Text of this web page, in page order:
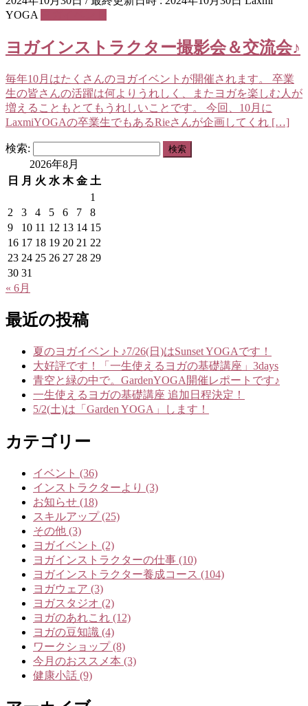
YOGA
ヨガインストラクター撮影会＆交流会♪
毎年10月はたくさんのヨガイベントが開催されます。 卒業
生の皆さんの活躍は何よりうれしく、またヨガを楽しむ人が
増えることもとてもうれしいことです。 今回、10月に
LaxmiYOGAの卒業生でもあるRieさんが企画してくれ […]
検索:
2026年8月
日
月 火 水 木 金 土
1
2
3 4 5 6 7
8
9
10 11 12 13 14 15
16 17 18 19 20 21 22
23 24 25 26 27 28 29
30 31
« 6月
最近の投稿
夏のヨガイベント♪7/26(日)はSunset YOGAです！
大好評です！「一生使えるヨガの基礎講座」3days
青空と緑の中で。GardenYOGA開催レポートです♪
一生使えるヨガの基礎講座 追加日程決定！
5/2(土)は「Garden YOGA」します！
カテゴリー
イベント (36)
インストラクターより (3)
お知らせ (18)
スキルアップ (25)
その他 (3)
ヨガイベント (2)
ヨガインストラクターの仕事 (10)
ヨガインストラクター養成コース (104)
ヨガウェア (3)
ヨガスタジオ (2)
ヨガのあれこれ (12)
ヨガの豆知識 (4)
ワークショップ (8)
今月のおススメ本 (3)
健康小話 (9)